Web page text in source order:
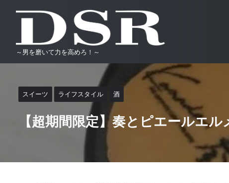
～男を磨いて力を高めろ！～
スイーツ ライフスタイル 酒
【超期間限定】奏とピエールエ